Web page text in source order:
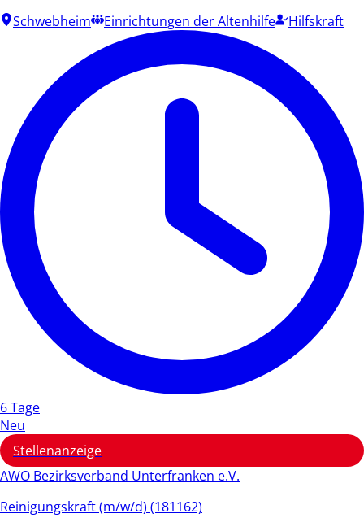
Schwebheim
Einrichtungen der Altenhilfe Hilfskraft
6 Tage
Neu
Stellenanzeige
AWO Bezirksverband Unterfranken e.V.
Reinigungskraft (m/w/d) (181162)